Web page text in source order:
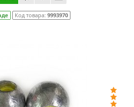
Код товара: 9993970